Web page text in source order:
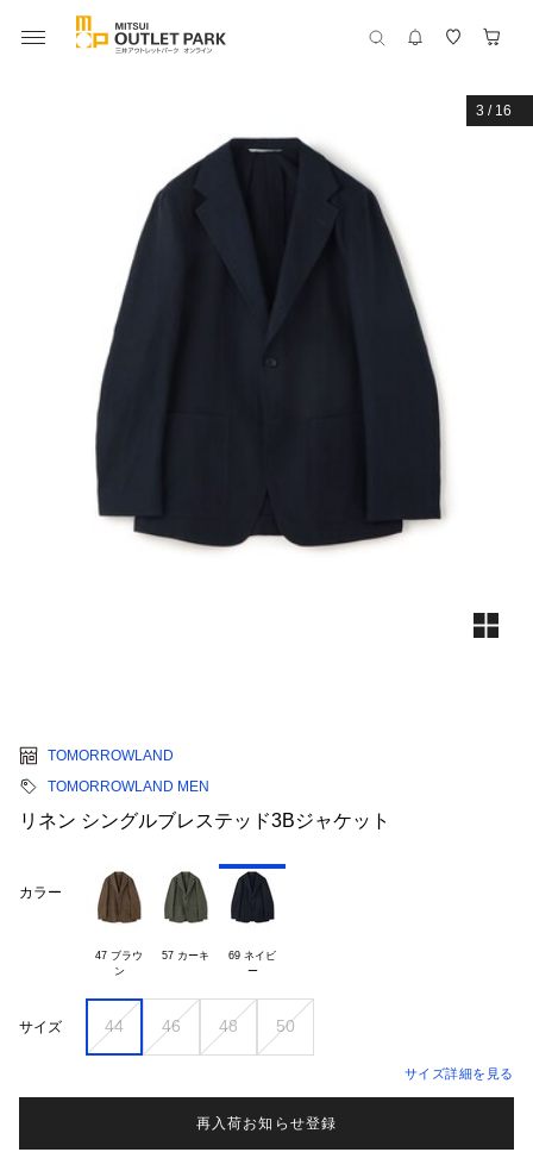
3 / 16
TOMORROWLAND
TOMORROWLAND MEN
リネン シングルブレステッド3Bジャケット
カラー
47 ブラウ
57 カーキ
69 ネイビ
ー
サイズ 44 46 48 50
サイズ詳細を見る
再入荷お知らせ登録